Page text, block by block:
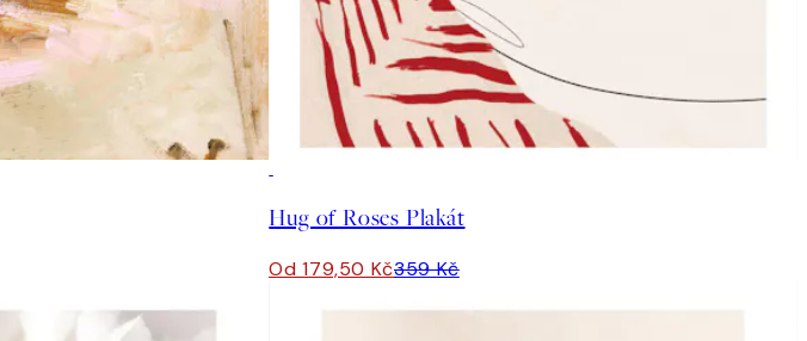
Hug of Roses Plakát
Od 179,50 Kč359 Kč